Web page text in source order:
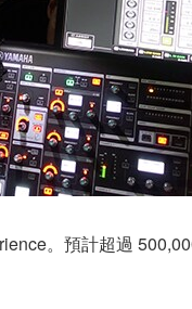
。預計超過